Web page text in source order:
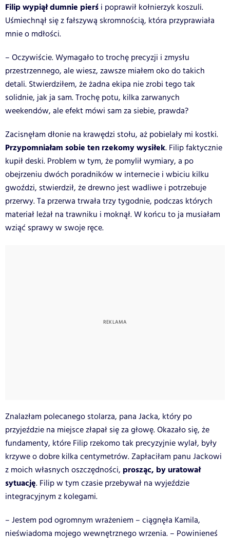
Filip wypiął dumnie pierś i poprawił kołnierzyk koszuli.
Uśmiechnął się z fałszywą skromnością, która przyprawiała
mnie o mdłości.
– Oczywiście. Wymagało to trochę precyzji i zmysłu
przestrzennego, ale wiesz, zawsze miałem oko do takich
detali. Stwierdziłem, że żadna ekipa nie zrobi tego tak
solidnie, jak ja sam. Trochę potu, kilka zarwanych
weekendów, ale efekt mówi sam za siebie, prawda?
Zacisnęłam dłonie na krawędzi stołu, aż pobielały mi kostki.
Przypomniałam sobie ten rzekomy wysiłek. Filip faktycznie
kupił deski. Problem w tym, że pomylił wymiary, a po
obejrzeniu dwóch poradników w internecie i wbiciu kilku
gwoździ, stwierdził, że drewno jest wadliwe i potrzebuje
przerwy. Ta przerwa trwała trzy tygodnie, podczas których
materiał leżał na trawniku i moknął. W końcu to ja musiałam
wziąć sprawy w swoje ręce.
Znalazłam polecanego stolarza, pana Jacka, który po
przyjeździe na miejsce złapał się za głowę. Okazało się, że
fundamenty, które Filip rzekomo tak precyzyjnie wylał, były
krzywe o dobre kilka centymetrów. Zapłaciłam panu Jackowi
z moich własnych oszczędności, prosząc, by uratował
sytuację. Filip w tym czasie przebywał na wyjeździe
integracyjnym z kolegami.
– Jestem pod ogromnym wrażeniem – ciągnęła Kamila,
nieświadoma mojego wewnętrznego wrzenia. – Powinieneś